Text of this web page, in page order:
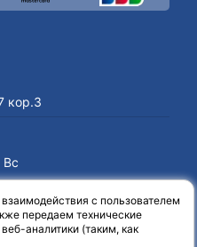
кор.3
Вс
с пользователем
передаем технические
аналитики (таким, как